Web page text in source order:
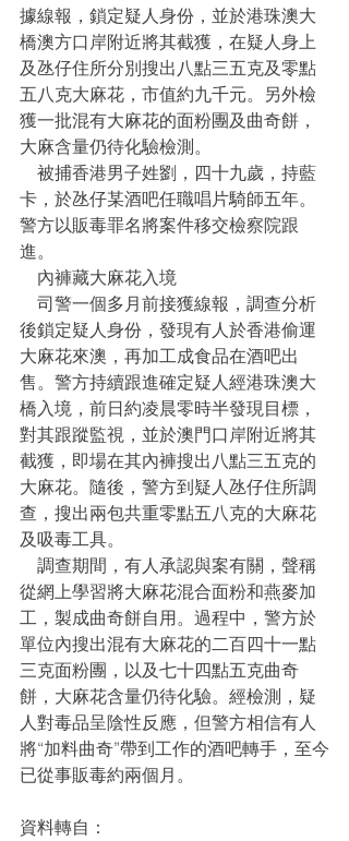
據線報，鎖定疑人身份，並於港珠澳大
橋澳方口岸附近將其截獲，在疑人身上
及氹仔住所分別搜出八點三五克及零點
五八克大麻花，市值約九千元。另外檢
獲一批混有大麻花的面粉團及曲奇餅，
大麻含量仍待化驗檢測。
被捕香港男子姓劉，四十九歲，持藍
卡，於氹仔某酒吧任職唱片騎師五年。
警方以販毒罪名將案件移交檢察院跟
進。
內褲藏大麻花入境
司警一個多月前接獲線報，調查分析
後鎖定疑人身份，發現有人於香港偷運
大麻花來澳，再加工成食品在酒吧出
售。警方持續跟進確定疑人經港珠澳大
橋入境，前日約凌晨零時半發現目標，
對其跟蹤監視，並於澳門口岸附近將其
截獲，即場在其內褲搜出八點三五克的
大麻花。隨後，警方到疑人氹仔住所調
查，搜出兩包共重零點五八克的大麻花
及吸毒工具。
調查期間，有人承認與案有關，聲稱
從網上學習將大麻花混合面粉和燕麥加
工，製成曲奇餅自用。過程中，警方於
單位內搜出混有大麻花的二百四十一點
三克面粉團，以及七十四點五克曲奇
餅，大麻花含量仍待化驗。經檢測，疑
人對毒品呈陰性反應，但警方相信有人
將“加料曲奇”帶到工作的酒吧轉手，至今
已從事販毒約兩個月。
資料轉自：